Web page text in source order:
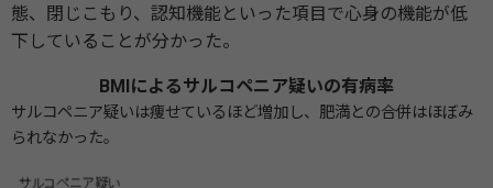
態、閉じこもり、認知機能といった項目で心身の機能が低
下していることが分かった。
BMIによるサルコペニア疑いの有病率
サルコペニア疑いは痩せているほど増加し、肥満との合併はほぼみ
られなかった。